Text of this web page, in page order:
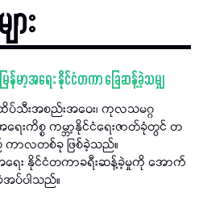
း
မာ့အရေး နိုင်ငံတကာ ခြေဆန့်ခဲ့သမျှ
အစည်းအဝေး၊ ကုလသမဂ္ဂ
းကိစ္စ ကမ္ဘာ့နိုင်ငံရေးဇာတ်ခုံတွင် တ
ကာလတစ်ခု ဖြစ်ခဲ့သည်။
ေး နိုင်ငံတကာခရီးဆန့်ခဲ့မှုကို အောက်
ပ်ပါသည်။